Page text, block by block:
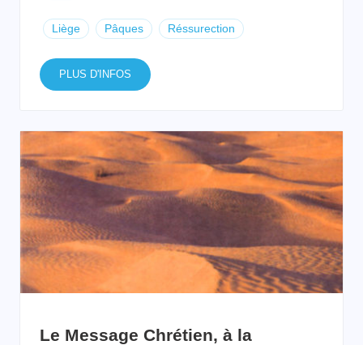
Liège Pâques Réssurection
PLUS D'INFOS
Le Message Chrétien, à la